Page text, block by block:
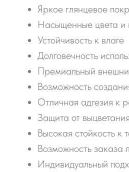
Яркое глянцевое
Насыщенные цвета и
Устойчивость к влаге
Долговечность
Премиальный
Возможность
Отличная адгезия к
Защита от выцветания
Высокая стойкость
Возможность заказа
Индивидуальный